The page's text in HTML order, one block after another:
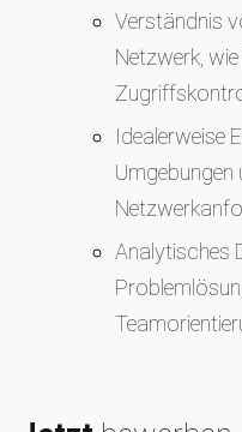
Verständnis
Netzwerk,
Idealerweise
Umgebungen
Analytisches